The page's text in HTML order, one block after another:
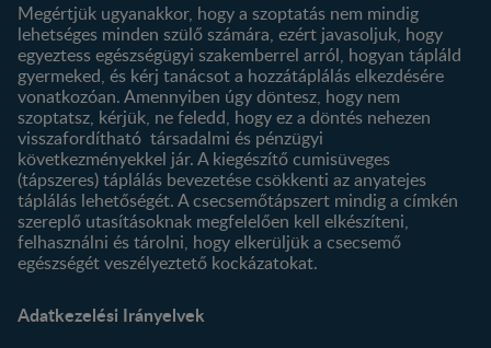
Megértjük ugyanakkor, hogy a szoptatás nem mindig
lehetséges minden szülő számára, ezért javasoljuk, hogy
egyeztess egészségügyi szakemberrel arról, hogyan tápláld
gyermeked, és kérj tanácsot a hozzátáplálás elkezdésére
vonatkozóan. Amennyiben úgy döntesz, hogy nem
szoptatsz, kérjük, ne feledd, hogy ez a döntés nehezen
visszafordítható társadalmi és pénzügyi
következményekkel jár. A kiegészítő cumisüveges
(tápszeres) táplálás bevezetése csökkenti az anyatejes
táplálás lehetőségét. A csecsemőtápszert mindig a címkén
szereplő utasításoknak megfelelően kell elkészíteni,
felhasználni és tárolni, hogy elkerüljük a csecsemő
egészségét veszélyeztető kockázatokat.
Adatkezelési Irányelvek